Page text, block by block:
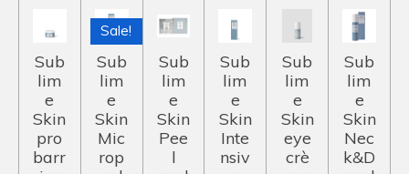
Sub
lim
e
Skin
pro
barr
Sale!
Sub
lim
e
Skin
Mic
rop
Sub
lim
e
Skin
Pee
l
Sub
lim
e
Skin
Inte
nsiv
Sub
lim
e
Skin
eye
crè
Sub
lim
e
Skin
Nec
k&D